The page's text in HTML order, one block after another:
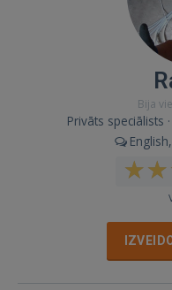
Bija
Privāts speciālists